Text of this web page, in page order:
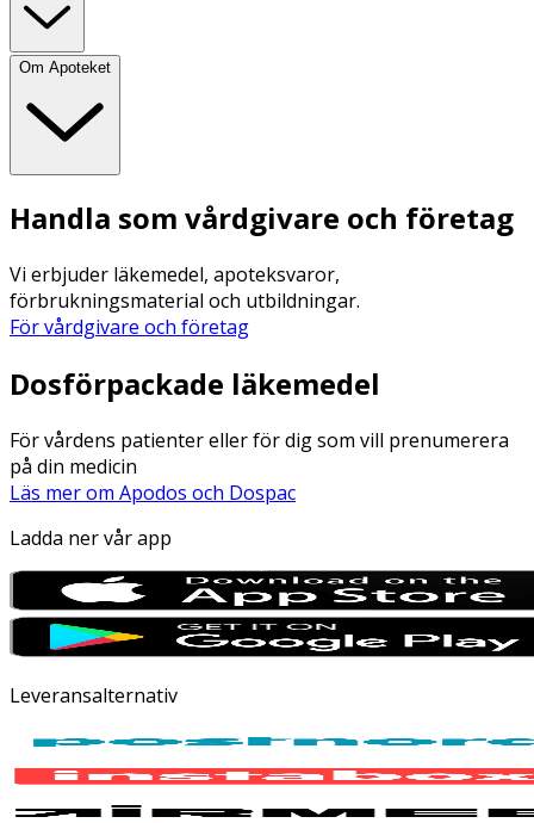
Om Apoteket
Handla som vårdgivare och företag
Vi erbjuder läkemedel, apoteksvaror,
förbrukningsmaterial och utbildningar.
För vårdgivare och företag
Dosförpackade läkemedel
För vårdens patienter eller för dig som vill prenumerera
på din medicin
Läs mer om Apodos och Dospac
Ladda ner vår app
Leveransalternativ